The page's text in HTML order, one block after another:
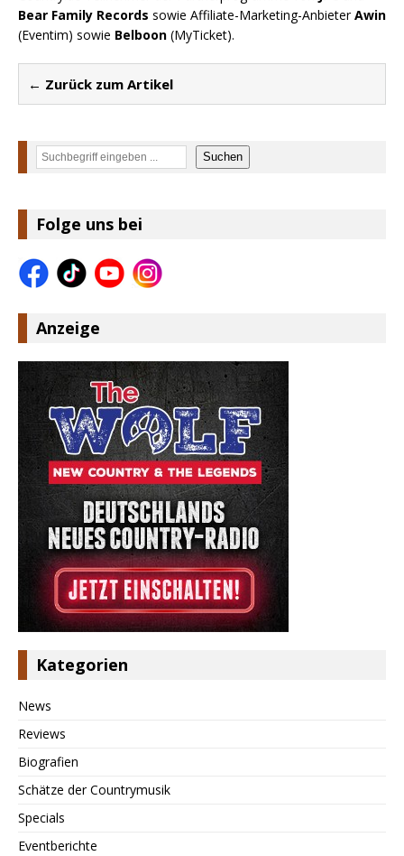
Bear Family Records sowie Affiliate-Marketing-AnbieterAwin
(Eventim) sowie Belboon (MyTicket).
← Zurück zum Artikel
Suchen Suchen
Folge uns bei
Anzeige
Kategorien
News
Reviews
Biografien
Schätze der Countrymusik
Specials
Eventberichte